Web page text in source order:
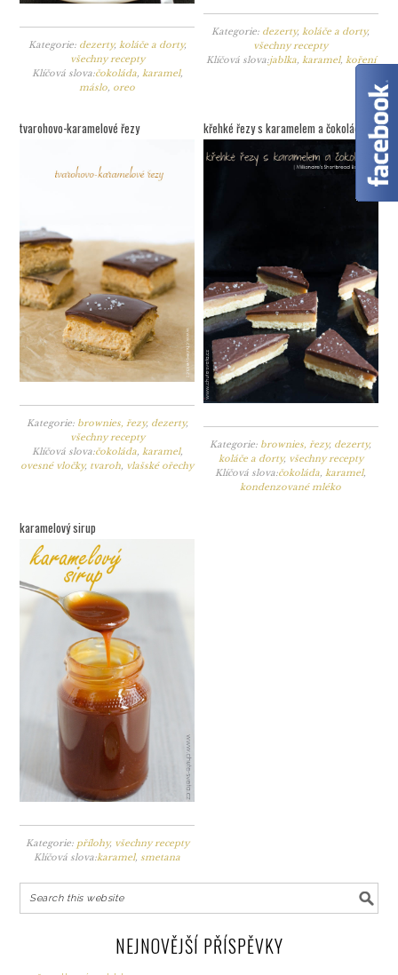
Kategorie: dezerty, koláče a dorty,
všechny recepty
Klíčová slova:čokoláda, karamel,
máslo, oreo
Kategorie: dezerty,koláče a dorty,
všechny recepty
Klíčová slova:jablka, karamel, koření
tvarohovo-karamelové řezy
Kategorie: brownies, řezy, dezerty,
všechny recepty
Klíčová slova:čokoláda, karamel,
ovesné vločky, tvaroh, vlašské ořechy
křehké řezy s karamelem a čokoládou
Kategorie: brownies, řezy, dezerty,
koláče a dorty, všechny recepty
Klíčová slova:čokoláda,karamel,
kondenzované mléko
karamelový sirup
Kategorie: přílohy, všechny recepty
Klíčová slova:karamel,smetana
NEJNOVĚJŠÍ PŘÍSPĚVKY